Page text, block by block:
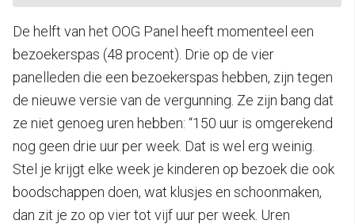
De helft van het OOG Panel heeft momenteel een
bezoekerspas (48 procent). Drie op de vier
panelleden die een bezoekerspas hebben, zijn tegen
de nieuwe versie van de vergunning. Ze zijn bang dat
ze niet genoeg uren hebben: “150 uur is omgerekend
nog geen drie uur per week. Dat is wel erg weinig.
Stel je krijgt elke week je kinderen op bezoek die ook
boodschappen doen, wat klusjes en schoonmaken,
dan zit je zo op vier tot vijf uur per week. Uren